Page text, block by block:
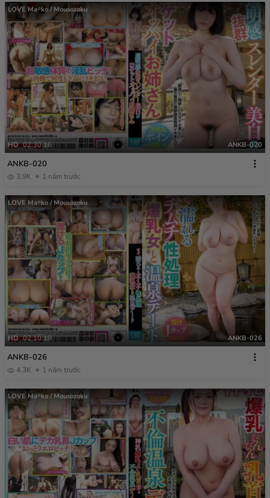
LOVE Ma￮ko / Mousozoku
HD 02:30:16 ANKB-020
ANKB-020
3.9K 1 năm trước
LOVE Ma￮ko / Mousozoku
HD 02:10:19 ANKB-026
ANKB-026
4.3K 1 năm trước
LOVE Ma￮ko / Mousozoku